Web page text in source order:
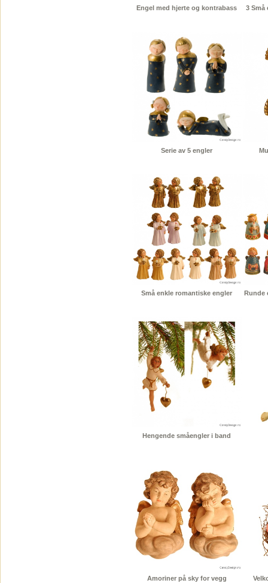
Engel med hjerte og kontrabass 3 Små
Serie av 5 engler
Små enkle romantiske engler Runde
Hengende småengler i band
Amoriner på sky for vegg